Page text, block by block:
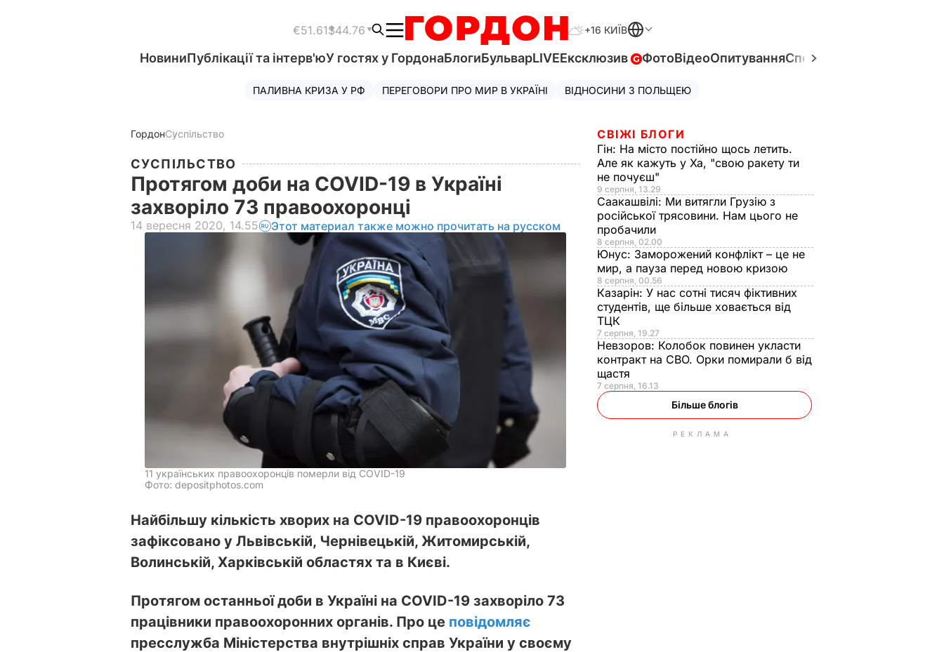
€51.61$44.76 +16 КИЇВ
НовиниПублікації та інтерв'юУ гостях у ГордонаБлогиБульварLIVEЕксклюзив ФотоВідеоОпитуванняСпецпроєкти
ПАЛИВНА КРИЗА У РФ ПЕРЕГОВОРИ ПРО МИР В УКРАЇНІ ВІДНОСИНИ З ПОЛЬЩЕЮ
ГордонСуспільство
СУСПІЛЬСТВО
Протягом доби на COVID-19 в Україні
захворіло 73 правоохоронці
14 вересня 2020, 14.55 Этот материал также можно прочитать на русском
11 українських правоохоронців померли від COVID-19
Фото: depositphotos.com
Найбільшу кількість хворих на COVID-19 правоохоронців
зафіксовано у Львівській, Чернівецькій, Житомирській,
Волинській, Харківській областях та в Києві.
Протягом останньої доби в Україні на COVID-19 захворіло 73
працівники правоохоронних органів. Про це повідомляє
пресслужба Міністерства внутрішніх справ України у своєму
СВІЖІ БЛОГИ
Гін: На місто постійно щось летить.
Але як кажуть у Ха, "свою ракету ти
не почуєш"
9 серпня, 13.29
Саакашвілі: Ми витягли Грузію з
російської трясовини. Нам цього не
пробачили
8 серпня, 02.00
Юнус: Заморожений конфлікт – це не
мир, а пауза перед новою кризою
8 серпня, 00.56
Казарін: У нас сотні тисяч фіктивних
студентів, ще більше ховається від
ТЦК
7 серпня, 19.27
Невзоров: Колобок повинен укласти
контракт на СВО. Орки помирали б від
щастя
7 серпня, 16.13
Більше блогів
РЕКЛАМА